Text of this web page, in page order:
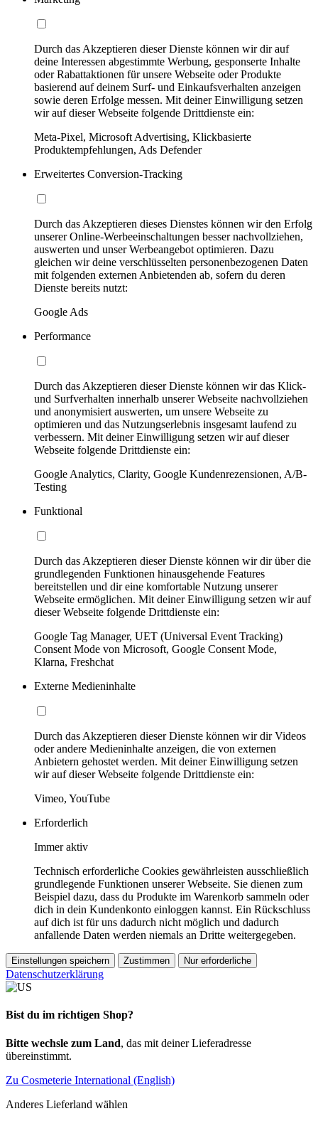
Durch das Akzeptieren dieser Dienste können wir dir auf
deine Interessen abgestimmte Werbung, gesponserte Inhalte
oder Rabattaktionen für unsere Webseite oder Produkte
basierend auf deinem Surf- und Einkaufsverhalten anzeigen
sowie deren Erfolge messen. Mit deiner Einwilligung setzen
wir auf dieser Webseite folgende Drittdienste ein:
Meta-Pixel, Microsoft Advertising, Klickbasierte
Produktempfehlungen, Ads Defender
Erweitertes Conversion-Tracking
Durch das Akzeptieren dieses Dienstes können wir den Erfolg
unserer Online-Werbeeinschaltungen besser nachvollziehen,
auswerten und unser Werbeangebot optimieren. Dazu
gleichen wir deine verschlüsselten personenbezogenen Daten
mit folgenden externen Anbietenden ab, sofern du deren
Dienste bereits nutzt:
Google Ads
Performance
Durch das Akzeptieren dieser Dienste können wir das Klick-
und Surfverhalten innerhalb unserer Webseite nachvollziehen
und anonymisiert auswerten, um unsere Webseite zu
optimieren und das Nutzungserlebnis insgesamt laufend zu
verbessern. Mit deiner Einwilligung setzen wir auf dieser
Webseite folgende Drittdienste ein:
Google Analytics, Clarity, Google Kundenrezensionen, A/B-
Testing
Funktional
Durch das Akzeptieren dieser Dienste können wir dir über die
grundlegenden Funktionen hinausgehende Features
bereitstellen und dir eine komfortable Nutzung unserer
Webseite ermöglichen. Mit deiner Einwilligung setzen wir auf
dieser Webseite folgende Drittdienste ein:
Google Tag Manager, UET (Universal Event Tracking)
Consent Mode von Microsoft, Google Consent Mode,
Klarna, Freshchat
Externe Medieninhalte
Durch das Akzeptieren dieser Dienste können wir dir Videos
oder andere Medieninhalte anzeigen, die von externen
Anbietern gehostet werden. Mit deiner Einwilligung setzen
wir auf dieser Webseite folgende Drittdienste ein:
Vimeo, YouTube
Erforderlich
Immer aktiv
Technisch erforderliche Cookies gewährleisten ausschließlich
grundlegende Funktionen unserer Webseite. Sie dienen zum
Beispiel dazu, dass du Produkte im Warenkorb sammeln oder
dich in dein Kundenkonto einloggen kannst. Ein Rückschluss
auf dich ist für uns dadurch nicht möglich und dadurch
anfallende Daten werden niemals an Dritte weitergegeben.
Einstellungen speichern Zustimmen Nur erforderliche
Datenschutzerklärung
Bist du im richtigen Shop?
Bitte wechsle zum Land, das mit deiner Lieferadresse
übereinstimmt.
Zu Cosmeterie International (English)
Anderes Lieferland wählen